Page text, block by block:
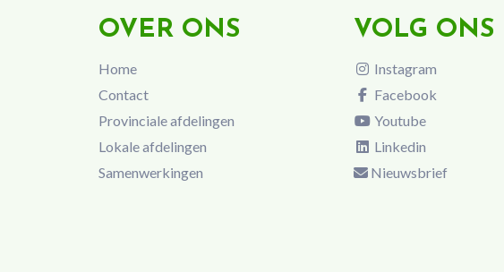
OVER ONS
Home
Contact
Provinciale afdelingen
Lokale afdelingen
Samenwerkingen
VOLG ONS
Instagram
Facebook
Youtube
Linkedin
Nieuwsbrief